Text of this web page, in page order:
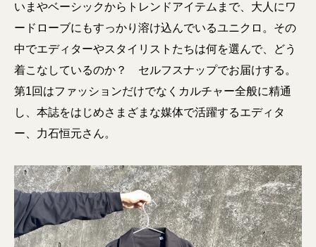
いまやベーシックからトレンドアイテムまで、大人にワ
ードローブにもすっかり溶け込んでいるユニクロ。その
中でエディターやスタイリストたちは何を選んで、どう
着こなしているのか？ セルフスナップでお届けする。
第1回はファッションだけでなくカルチャー全般に精通
し、本誌をはじめさまざまな媒体で活躍するエディタ
ー、力石恒元さん。